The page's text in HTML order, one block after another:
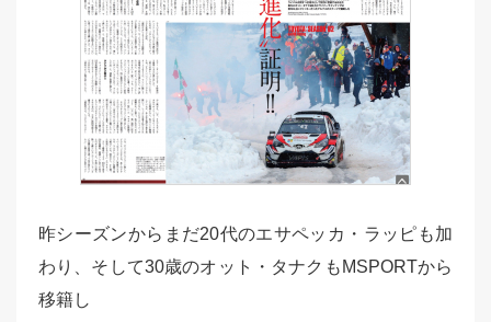
昨シーズンからまだ20代のエサペッカ・ラッピも加
わり、そして30歳のオット・タナクもMSPORTから
移籍し